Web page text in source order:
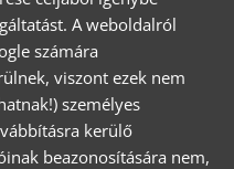
A weboldalról
számára
viszont ezek nem
személyes
kerülő
beazonosítására nem,